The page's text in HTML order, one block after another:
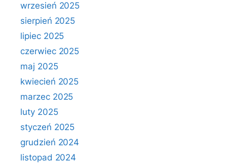
wrzesień 2025
sierpień 2025
lipiec 2025
czerwiec 2025
maj 2025
kwiecień 2025
marzec 2025
luty 2025
styczeń 2025
grudzień 2024
listopad 2024